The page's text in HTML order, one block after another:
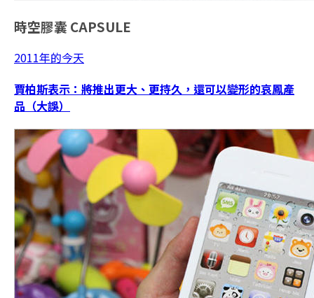
時空膠囊 CAPSULE
2011年的今天
賈柏斯表示：將推出更大、更持久，還可以變形的哀鳳產
品（大誤）